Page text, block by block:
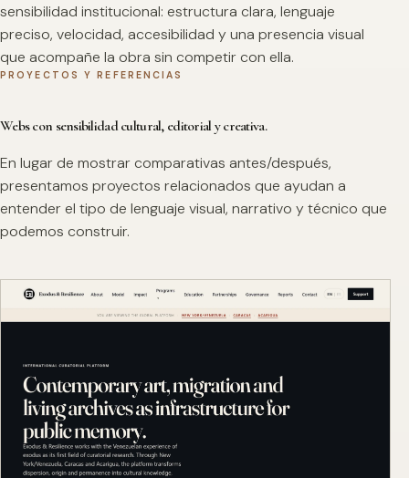
sensibilidad institucional: estructura clara, lenguaje
preciso, velocidad, accesibilidad y una presencia visual
que acompañe la obra sin competir con ella.
PROYECTOS Y REFERENCIAS
Webs con sensibilidad cultural, editorial y creativa.
En lugar de mostrar comparativas antes/después,
presentamos proyectos relacionados que ayudan a
entender el tipo de lenguaje visual, narrativo y técnico que
podemos construir.